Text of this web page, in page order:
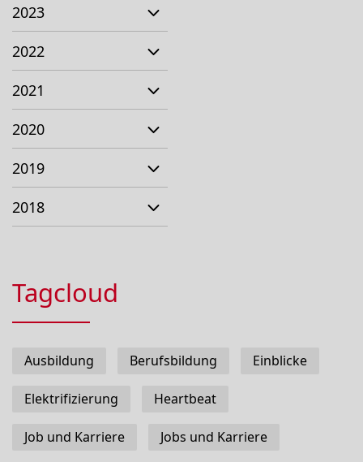
2023
2022
2021
2020
2019
2018
Tagcloud
Ausbildung Berufsbildung Einblicke
Elektrifizierung Heartbeat
Job und Karriere Jobs und Karriere